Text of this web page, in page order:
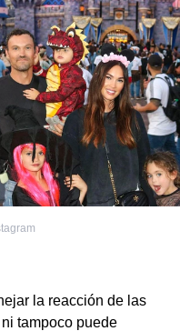
la reacción de las
tampoco puede